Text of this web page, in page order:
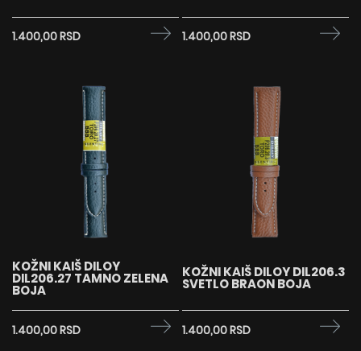
1.400,00 RSD 1.400,00 RSD
KOŽNI KAIŠ DILOY
DIL206.27 TAMNO ZELENA
BOJA
1.400,00 RSD
KOŽNI KAIŠ DILOY DIL206.3
SVETLO BRAON BOJA
1.400,00 RSD